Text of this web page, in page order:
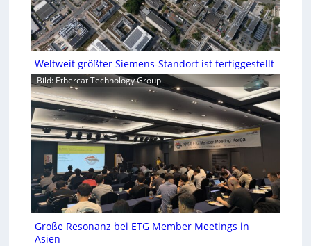
Weltweit größter Siemens-Standort ist fertiggestellt
Bild: Ethercat Technology Group
Große Resonanz bei ETG Member Meetings in
Asien